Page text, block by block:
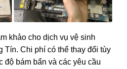
khảo cho dịch vụ vệ sinh
Tín. Chi phí có thể thay đổi tùy
độ bám bẩn và các yêu cầu